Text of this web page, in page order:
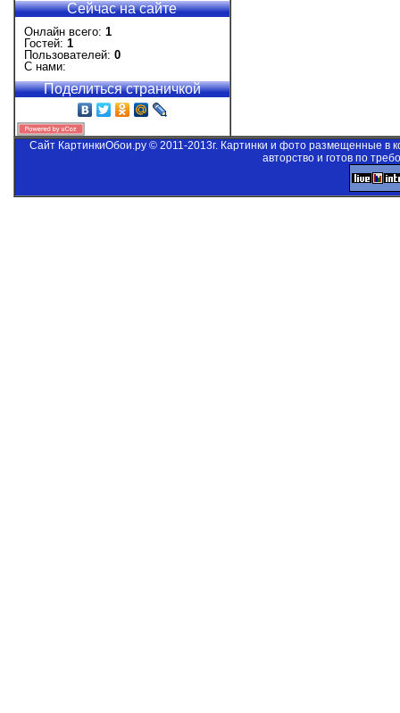
Сейчас на сайте
Онлайн всего: 1
Гостей: 1
Пользователей: 0
С нами:
Поделиться страничкой
Сайт КартинкиОбои.ру © 2011-2013г. Картинки и фото размещенные в
авторство и готов по